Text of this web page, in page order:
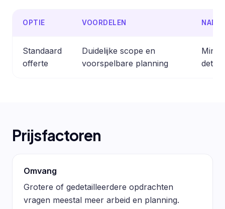
OPTIE VOORDELEN
Standaard
offerte
Duidelijke scope en
voorspelbare planning
Prijsfactoren
Omvang
Grotere of gedetailleerdere opdrachten
vragen meestal meer arbeid en planning.